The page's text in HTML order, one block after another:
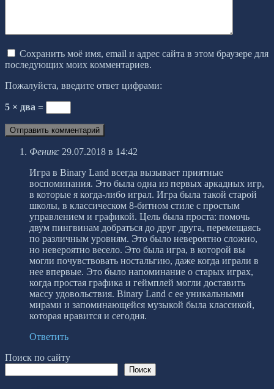
Сохранить моё имя, email и адрес сайта в этом браузере для
последующих моих комментариев.
Пожалуйста, введите ответ цифрами:
5 × два =
Феникс 29.07.2018 в 14:42
Игра в Binary Land всегда вызывает приятные
воспоминания. Это была одна из первых аркадных игр,
в которые я когда-либо играл. Игра была такой старой
школы, в классическом 8-битном стиле с простым
управлением и графикой. Цель была проста: помочь
двум пингвинам добраться до друг друга, перемещаясь
по различным уровням. Это было невероятно сложно,
но невероятно весело. Это была игра, в которой вы
могли почувствовать ностальгию, даже когда играли в
нее впервые. Это было напоминание о старых играх,
когда простая графика и геймплей могли доставить
массу удовольствия. Binary Land с ее уникальными
мирами и запоминающейся музыкой была классикой,
которая нравится и сегодня.
Ответить
Поиск по сайту
Поиск